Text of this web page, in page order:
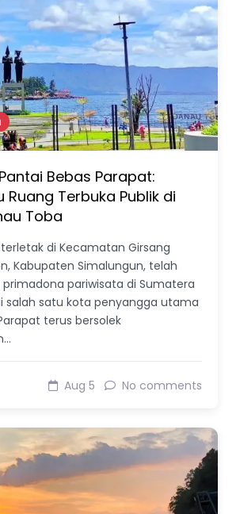
Bebas Parapat:
Ruang Terbuka Publik di
Toba
di Kecamatan Girsang
Kabupaten Simalungun, telah
pariwisata di Sumatera
salah satu kota penyangga utama
terus bersolek
Aug 5 No comments